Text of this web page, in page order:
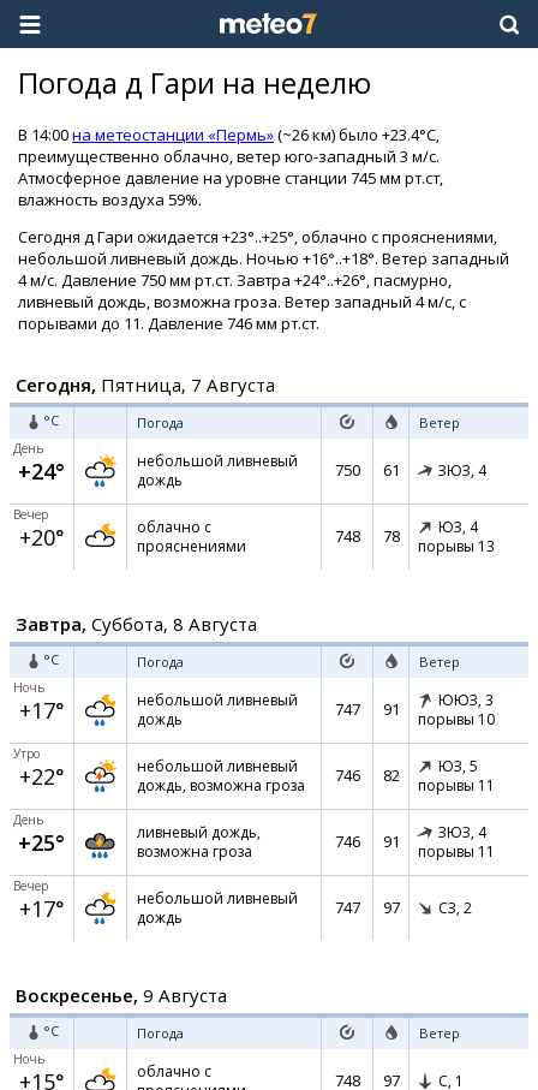
Погода д Гари на неделю
В 14:00на метеостанции «Пермь»(~26 км) было +23.4°C,
преимущественно облачно, ветер юго-западный 3 м/с.
Атмосферное давление на уровне станции 745 мм рт.ст,
влажность воздуха 59%.
Сегодня д Гари ожидается +23°..+25°, облачно с прояснениями,
небольшой ливневый дождь. Ночью +16°..+18°. Ветер западный
4 м/с. Давление 750 мм рт.ст. Завтра +24°..+26°, пасмурно,
ливневый дождь, возможна гроза. Ветер западный 4 м/с, с
порывами до 11. Давление 746 мм рт.ст.
Сегодня, Пятница, 7 Августа
°C Погода Ветер
День
+24°
небольшой ливневый
дождь
750 61 ЗЮЗ, 4
Вечер
+20°
облачно с
прояснениями
748 78 ЮЗ, 4
порывы 13
Завтра, Суббота, 8 Августа
°C Погода Ветер
Ночь
+17°
небольшой ливневый
дождь
747 91 ЮЮЗ, 3
порывы 10
Утро
+22°
небольшой ливневый
дождь, возможна гроза
746 82 ЮЗ, 5
порывы 11
День
+25°
ливневый дождь,
возможна гроза
746 91 ЗЮЗ, 4
порывы 11
Вечер
+17°
небольшой ливневый
дождь
747 97 СЗ, 2
Воскресенье, 9 Августа
°C Погода Ветер
Ночь
+15°
облачно с
748 97 С, 1